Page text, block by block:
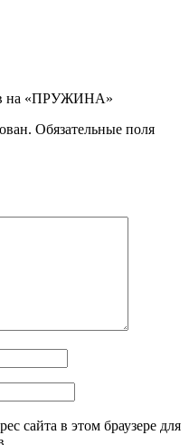
на «ПРУЖИНА»
Обязательные поля
сайта в этом браузере для